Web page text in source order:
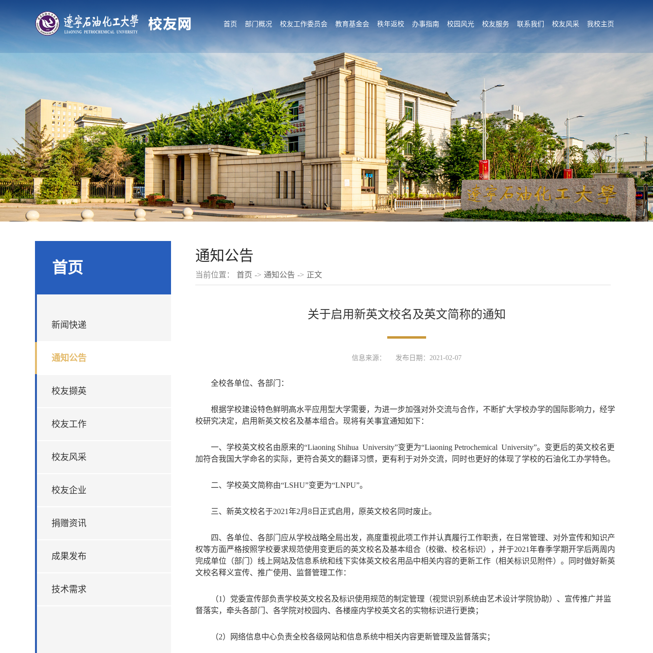
首页 部门概况 校友工作委员会 教育基金会 秩年返校 办事指南 校园风光 校友服务 联系我们 校友风采 我校主页
首页
新闻快递
通知公告
校友撷英
校友工作
校友风采
校友企业
捐赠资讯
成果发布
技术需求
通知公告
当前位置： 首页 -> 通知公告 -> 正文
关于启用新英文校名及英文简称的通知
信息来源： 发布日期：2021-02-07
全校各单位、各部门：
根据学校建设特色鲜明高水平应用型大学需要，为进一步加强对外交流与合作，不断扩大学校办学的国际影响力，经学
校研究决定， 启用新英文校名及基本组合。现将有关事宜通知如下：
一、学校英文校名由原来的“Liaoning Shihua University”变更为“Liaoning Petrochemical University”。变更后的英文校名更
加符合我国大学命名的实际，更符合英文的翻译习惯，更有利于对外交流，同时也更好的体现了学校的石油化工办学特色。
二、学校英文简称由“LSHU”变更为“LNPU”。
三、新英文校名于2021年2月 8 日正式启用，原英文校名同时废止。
四、各单位、各部门应从学校战略全局出发，高度重视此项工作并认真履行工作职责，在日常管理、对外宣传和知识产
权等方面严格按照学校要求规范使用变更后的英文校名及基本组合（校徽、校名标识），并于2021年春季学期开学后两周内
完成单位（部门）线上网站及信息系统和线下实体英文校名用品中相关内容的更新工作（相关标识见附件）。
同时做好新英
文校名释义宣传、推广使用、监督管理工作：
（1）党委宣传部负责学校英文校名及标识使用规范的制定管理 （视觉识别系统由艺术设计学院协助） 、宣传推广并监
督落实，牵头各部门、各学院对校园内、各楼座内学校英文名的实物标识进行更换；
（2）网络信息中心负责全校各级网站和信息系统中相关内容更新管理及监督落实；